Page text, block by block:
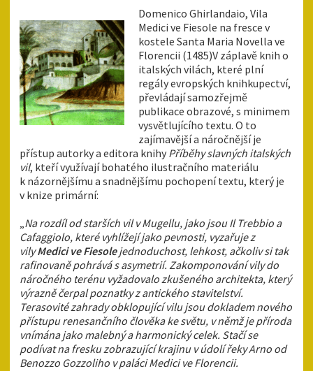
Domenico Ghirlandaio, Vila
Medici ve Fiesole na fresce v
kostele Santa Maria Novella ve
Florencii (1485)V záplavě knih o
italských vilách, které plní
regály evropských knihkupectví,
převládají samozřejmě
publikace obrazové, s minimem
vysvětlujícího textu. O to
zajímavější a náročnější je
přístup autorky a editora knihy Příběhy slavných italských
vil, kteří využívají bohatého ilustračního materiálu
k názornějšímu a snadnějšímu pochopení textu, který je
v knize primární:
„Na rozdíl od starších vil v Mugellu, jako jsou Il Trebbio a
Cafaggiolo, které vyhlížejí jako pevnosti, vyzařuje z
vilyMedici ve Fiesolejednoduchost, lehkost, ačkoliv si tak
rafinovaně pohrává s asymetrií. Zakomponování vily do
náročného terénu vyžadovalo zkušeného architekta, který
výrazně čerpal poznatky z antického stavitelství.
Terasovité zahrady obklopující vilu jsou dokladem nového
přístupu renesančního člověka ke světu, v němž je příroda
vnímána jako malebný a harmonický celek. Stačí se
podívat na fresku zobrazující krajinu v údolí řeky Arno od
Benozzo Gozzoliho v paláci Medici ve Florencii.